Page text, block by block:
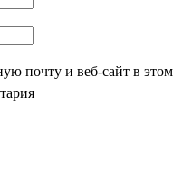
почту и веб-сайт в этом